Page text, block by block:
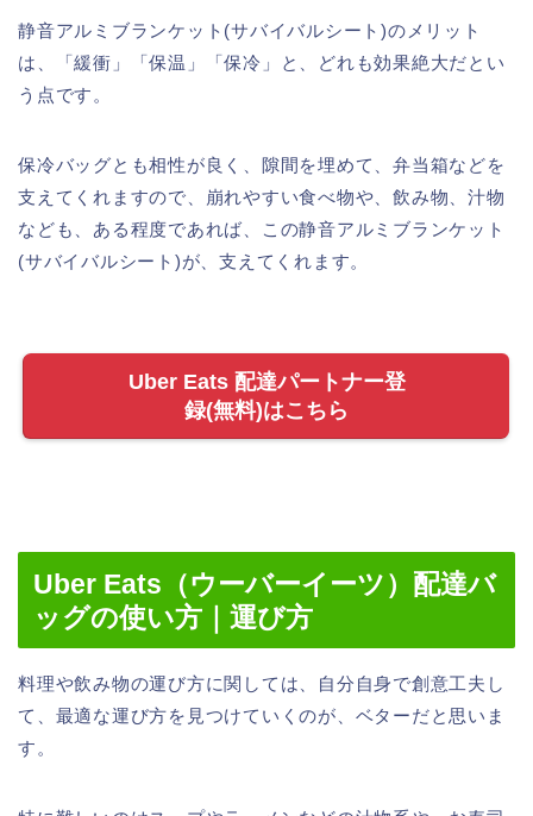
静音アルミブランケット(サバイバルシート)のメリット
は、「緩衝」「保温」「保冷」と、どれも効果絶大だとい
う点です。
保冷バッグとも相性が良く、隙間を埋めて、弁当箱などを
支えてくれますので、崩れやすい食べ物や、飲み物、汁物
なども、ある程度であれば、この静音アルミブランケット
(サバイバルシート)が、支えてくれます。
Uber Eats 配達パートナー登
録(無料)はこちら
Uber Eats（ウーバーイーツ）配達バ
ッグの使い方｜運び方
料理や飲み物の運び方に関しては、自分自身で創意工夫し
て、最適な運び方を見つけていくのが、ベターだと思いま
す。